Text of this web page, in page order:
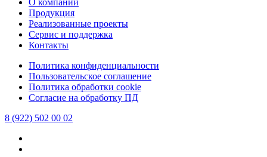
Продукция
Реализованные проекты
Сервис и поддержка
Контакты
Политика конфиденциальности
Пользовательское соглашение
Политика обработки cookie
Согласие на обработку ПД
8 (922) 502 00 02